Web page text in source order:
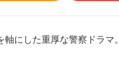
にした重厚な警察ドラマ。